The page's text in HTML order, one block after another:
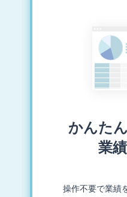
かんた
業
操作不要で業績